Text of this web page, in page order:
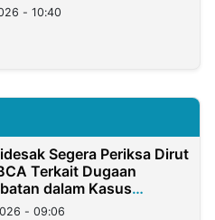
- 10:40
Segera Periksa Dirut
Terkait Dugaan
dalam Kasus
Dana Nasabah Rp2,58
- 09:06